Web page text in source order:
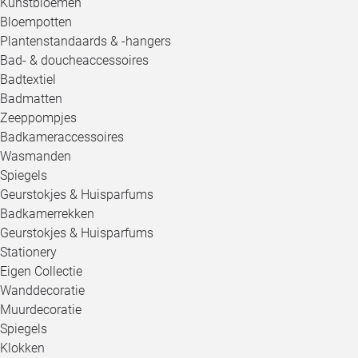
Bloempotten
Plantenstandaards & -hangers
Bad- & doucheaccessoires
Badtextiel
Badmatten
Zeeppompjes
Badkameraccessoires
Wasmanden
Spiegels
Geurstokjes & Huisparfums
Badkamerrekken
Geurstokjes & Huisparfums
Stationery
Eigen Collectie
Wanddecoratie
Muurdecoratie
Spiegels
Klokken